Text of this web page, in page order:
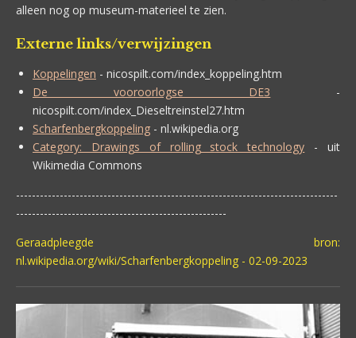
alleen nog op museum-materieel te zien.
Externe links/verwijzingen
Koppelingen - nicospilt.com/index_koppeling.htm
De vooroorlogse DE3 -
nicospilt.com/index_Dieseltreinstel27.htm
Scharfenbergkoppeling - nl.wikipedia.org
Category: Drawings of rolling stock technology - uit
Wikimedia Commons
---------------------------------------------------------------------------------
-----------------------------------------------------
Geraadpleegde bron:
nl.wikipedia.org/wiki/Scharfenbergkoppeling - 02-09-2023